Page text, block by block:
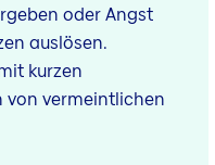
oder Angst
auslösen.
kurzen
von vermeintlichen